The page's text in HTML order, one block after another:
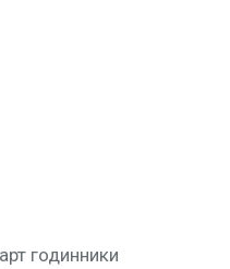
годинники